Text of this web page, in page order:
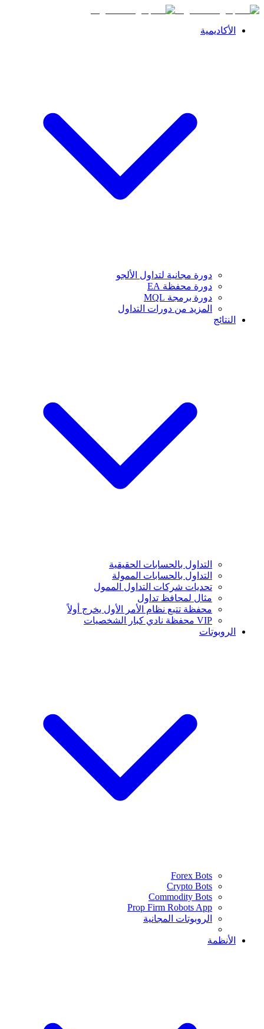
الأكاديمية
دورة مجانية لتداول الألجو
دورة محفظة EA
دورة برمجة MQL
المزيد من دورات التداول
النتائج
التداول بالحسابات الحقيقية
التداول بالحسابات الممولة
تحديات شركات التداول الممول
مثال لمحافظ تداول
محفظة تتبع نظام الأمر الأول يخرج أولاً
VIP محفظة نادي كبار الشخصيات
الروبوتات
Forex Bots
Crypto Bots
Commodity Bots
Prop Firm Robots App
الروبوتات المجانية
الأنظمة